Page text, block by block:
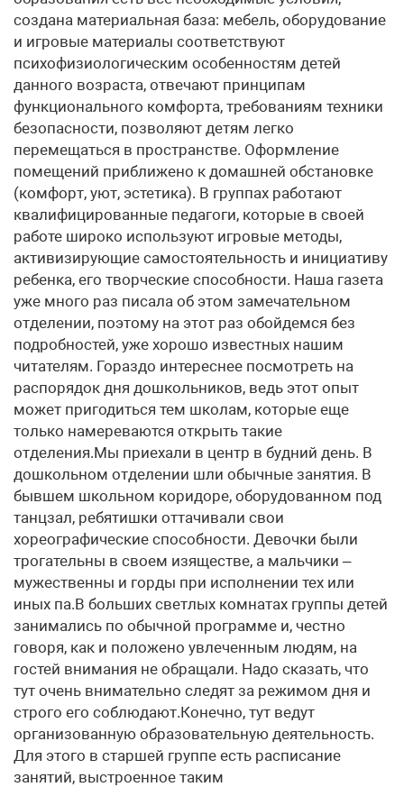
создана материальная база: мебель, оборудование
и игровые материалы соответствуют
психофизиологическим особенностям детей
данного возраста, отвечают принципам
функционального комфорта, требованиям техники
безопасности, позволяют детям легко
перемещаться в пространстве. Оформление
помещений приближено к домашней обстановке
(комфорт, уют, эстетика). В группах работают
квалифицированные педагоги, которые в своей
работе широко используют игровые методы,
активизирующие самостоятельность и инициативу
ребенка, его творческие способности. Наша газета
уже много раз писала об этом замечательном
отделении, поэтому на этот раз обойдемся без
подробностей, уже хорошо известных нашим
читателям. Гораздо интереснее посмотреть на
распорядок дня дошкольников, ведь этот опыт
может пригодиться тем школам, которые еще
только намереваются открыть такие
отделения.Мы приехали в центр в будний день. В
дошкольном отделении шли обычные занятия. В
бывшем школьном коридоре, оборудованном под
танцзал, ребятишки оттачивали свои
хореографические способности. Девочки были
трогательны в своем изяществе, а мальчики –
мужественны и горды при исполнении тех или
иных па.В больших светлых комнатах группы детей
занимались по обычной программе и, честно
говоря, как и положено увлеченным людям, на
гостей внимания не обращали. Надо сказать, что
тут очень внимательно следят за режимом дня и
строго его соблюдают.Конечно, тут ведут
организованную образовательную деятельность.
Для этого в старшей группе есть расписание
занятий, выстроенное таким